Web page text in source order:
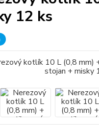
12 ks